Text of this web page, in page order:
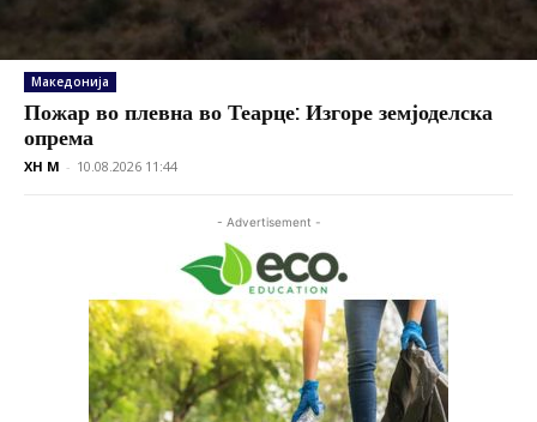
Македонија
Пожар во плевна во Теарце: Изгоре земјоделска
опрема
XH M - 10.08.2026 11:44
- Advertisement -